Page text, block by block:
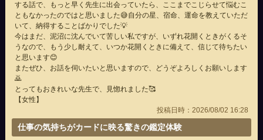
する話で、もっと早く先生に出会っていたら、ここまでこじらせて悩むこ
ともなかったのではと思いました😅自分の星、宿命、運命を教えていただ
いて、納得することばかりでした💡
今はまだ、泥沼に沈んでいて苦しい私ですが、いずれ花開くときがくるそ
うなので、もう少し耐えて、いつか花開くときに備えて、信じて待ちたい
と思います😊
またぜひ、お話を伺いたいと思いますので、どうぞよろしくお願いします
🙇
とってもおきれいな先生で、見惚れました🥰
【女性】
投稿日時：2026/08/02 16:28
仕事の気持ちがカードに映る驚きの鑑定体験